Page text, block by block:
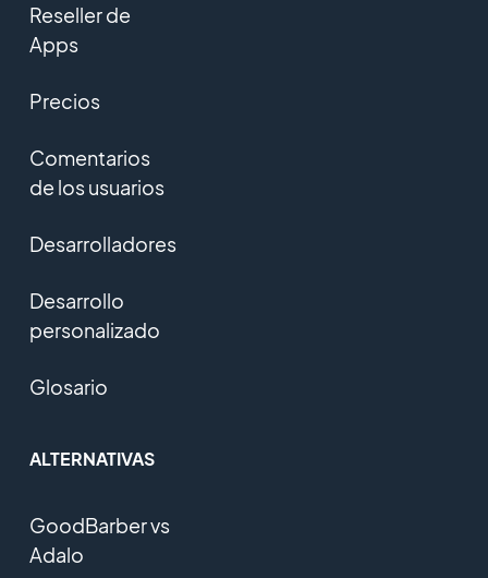
Reseller de
Apps
Precios
Comentarios
de los usuarios
Desarrolladores
Desarrollo
personalizado
Glosario
ALTERNATIVAS
GoodBarber vs
Adalo